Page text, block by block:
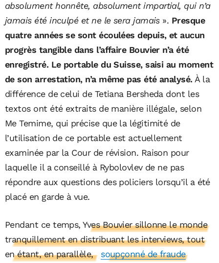
absolument honnête, absolument impartial, qui n’a
jamais été inculpé et ne le sera jamais ». Presque
quatre années se sont écoulées depuis, et aucun
progrès tangible dans l’affaire Bouvier n’a été
enregistré. Le portable du Suisse, saisi au moment
de son arrestation, n’a même pas été analysé. À la
différence de celui de Tetiana Bersheda dont les
textos ont été extraits de manière illégale, selon
Me Temime, qui précise que la légitimité de
l’utilisation de ce portable est actuellement
examinée par la Cour de révision. Raison pour
laquelle il a conseillé à Rybolovlev de ne pas
répondre aux questions des policiers lorsqu’il a été
placé en garde à vue.
Pendant ce temps,Yves Bouvier sillonne le monde
tranquillement en distribuant les interviews, tout
en étant, en parallèle, soupçonné de fraude